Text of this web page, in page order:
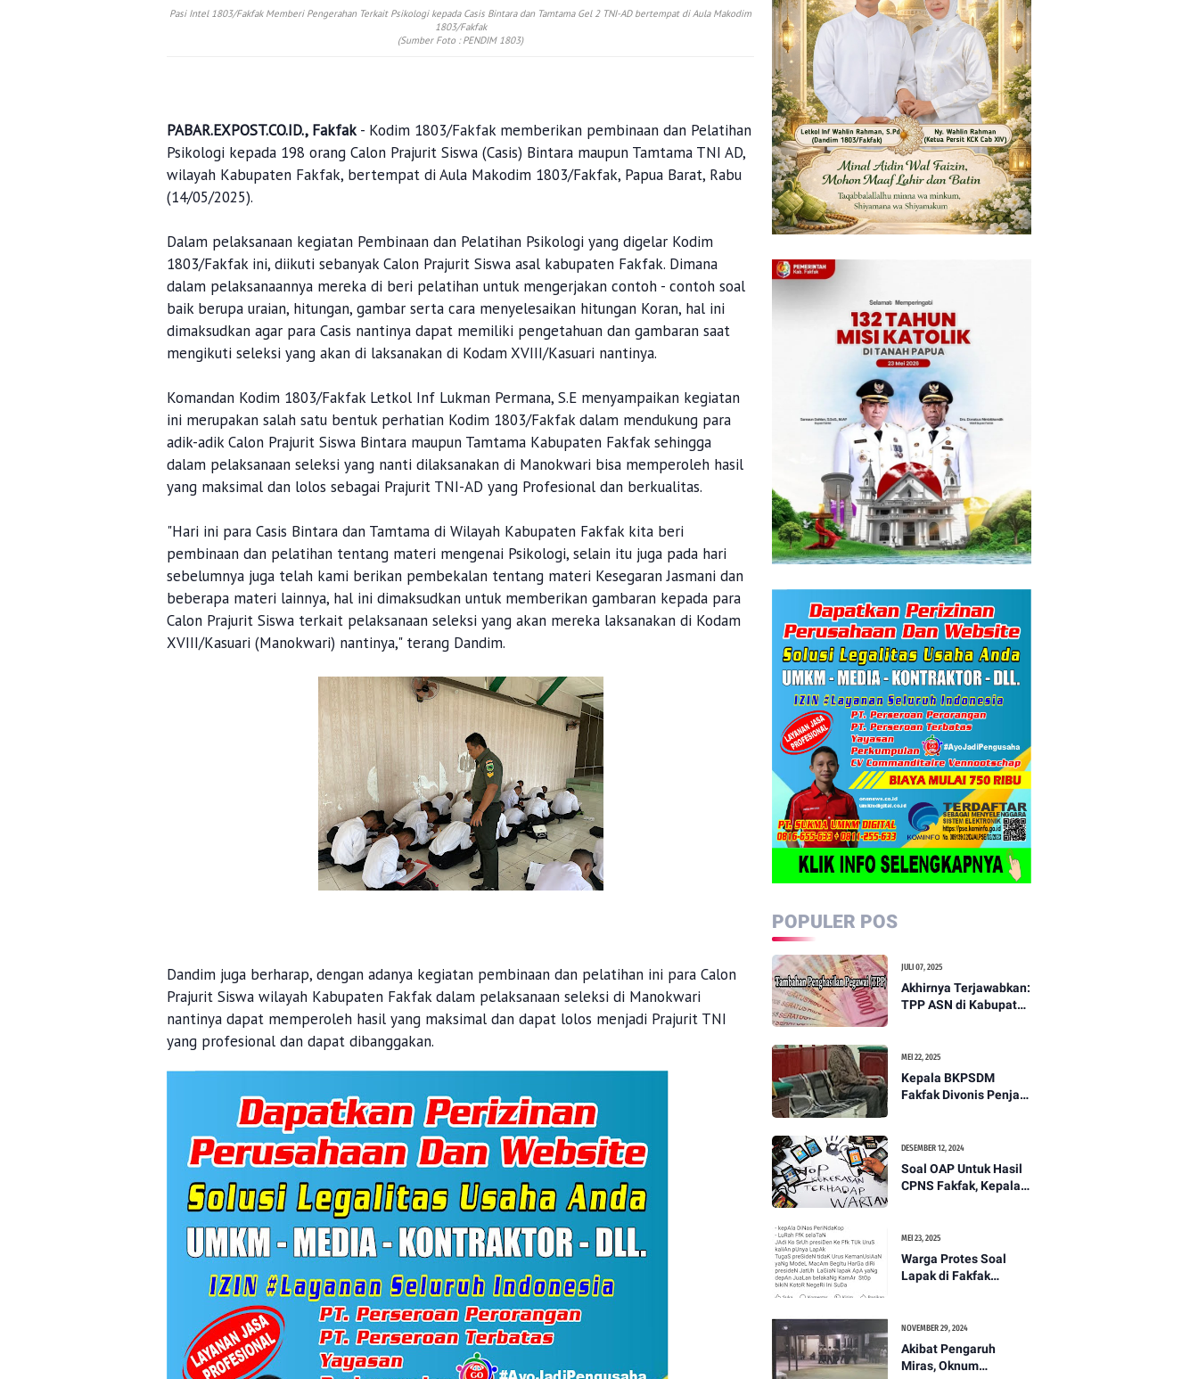
Pasi Intel 1803/Fakfak Memberi Pengerahan Terkait Psikologi kepada Casis Bintara dan Tamtama Gel 2 TNI-AD bertempat di Aula Makodim
1803/Fakfak
(Sumber Foto : PENDIM 1803)
PABAR.EXPOST.CO.ID., Fakfak- Kodim 1803/Fakfak memberikan pembinaan dan Pelatihan
Psikologi kepada 198 orang Calon Prajurit Siswa (Casis) Bintara maupun Tamtama TNI AD,
wilayah Kabupaten Fakfak, bertempat di Aula Makodim 1803/Fakfak, Papua Barat, Rabu
(14/05/2025).
Dalam pelaksanaan kegiatan Pembinaan dan Pelatihan Psikologi yang digelar Kodim
1803/Fakfak ini, diikuti sebanyak Calon Prajurit Siswa asal kabupaten Fakfak. Dimana
dalam pelaksanaannya mereka di beri pelatihan untuk mengerjakan contoh - contoh soal
baik berupa uraian, hitungan, gambar serta cara menyelesaikan hitungan Koran, hal ini
dimaksudkan agar para Casis nantinya dapat memiliki pengetahuan dan gambaran saat
mengikuti seleksi yang akan di laksanakan di Kodam XVIII/Kasuari nantinya.
Komandan Kodim 1803/Fakfak Letkol Inf Lukman Permana, S.E menyampaikan kegiatan
ini merupakan salah satu bentuk perhatian Kodim 1803/Fakfak dalam mendukung para
adik-adik Calon Prajurit Siswa Bintara maupun Tamtama Kabupaten Fakfak sehingga
dalam pelaksanaan seleksi yang nanti dilaksanakan di Manokwari bisa memperoleh hasil
yang maksimal dan lolos sebagai Prajurit TNI-AD yang Profesional dan berkualitas.
"Hari ini para Casis Bintara dan Tamtama di Wilayah Kabupaten Fakfak kita beri
pembinaan dan pelatihan tentang materi mengenai Psikologi, selain itu juga pada hari
sebelumnya juga telah kami berikan pembekalan tentang materi Kesegaran Jasmani dan
beberapa materi lainnya, hal ini dimaksudkan untuk memberikan gambaran kepada para
Calon Prajurit Siswa terkait pelaksanaan seleksi yang akan mereka laksanakan di Kodam
XVIII/Kasuari (Manokwari) nantinya," terang Dandim.
Dandim juga berharap, dengan adanya kegiatan pembinaan dan pelatihan ini para Calon
Prajurit Siswa wilayah Kabupaten Fakfak dalam pelaksanaan seleksi di Manokwari
nantinya dapat memperoleh hasil yang maksimal dan dapat lolos menjadi Prajurit TNI
yang profesional dan dapat dibanggakan.
POPULER POS
JULI 07, 2025
Akhirnya Terjawabkan:
TPP ASN di Kabupaten
2025
MEI 22, 2025
Kepala BKPSDM
Fakfak Divonis Penjara
Pekarangan Rumah
Orang Tanpa Izin
DESEMBER 12, 2024
Soal OAP Untuk Hasil
CPNS Fakfak, Kepala
Wartawan Nasional,
Kontributor Papua
Barat
MEI 23, 2025
Warga Protes Soal
Lapak di Fakfak
Campur
NOVEMBER 29, 2024
Akibat Pengaruh
Miras, Oknum